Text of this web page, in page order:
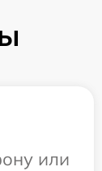
или